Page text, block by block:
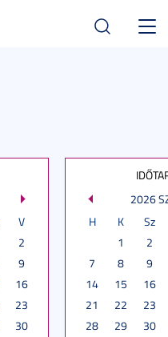
V
2
9
16
23
30
2026
H
K
Sz
1
2
7
8
9
14
15
16
21
22
23
28
29 30